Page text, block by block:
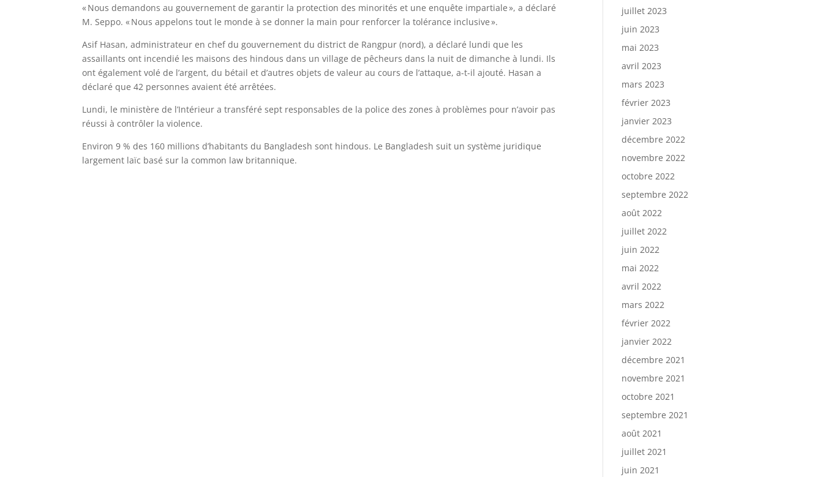
« Nous demandons au gouvernement de garantir la protection des minorités et une enquête impartiale », a déclaré
M. Seppo. « Nous appelons tout le monde à se donner la main pour renforcer la tolérance inclusive ».
Asif Hasan, administrateur en chef du gouvernement du district de Rangpur (nord), a déclaré lundi que les
assaillants ont incendié les maisons des hindous dans un village de pêcheurs dans la nuit de dimanche à lundi. Ils
ont également volé de l’argent, du bétail et d’autres objets de valeur au cours de l’attaque, a-t-il ajouté. Hasan a
déclaré que 42 personnes avaient été arrêtées.
Lundi, le ministère de l’Intérieur a transféré sept responsables de la police des zones à problèmes pour n’avoir pas
réussi à contrôler la violence.
Environ 9 % des 160 millions d’habitants du Bangladesh sont hindous. Le Bangladesh suit un système juridique
largement laïc basé sur la common law britannique.
juillet 2023
juin 2023
mai 2023
avril 2023
mars 2023
février 2023
janvier 2023
décembre 2022
novembre 2022
octobre 2022
septembre 2022
août 2022
juillet 2022
juin 2022
mai 2022
avril 2022
mars 2022
février 2022
janvier 2022
décembre 2021
novembre 2021
octobre 2021
septembre 2021
août 2021
juillet 2021
juin 2021